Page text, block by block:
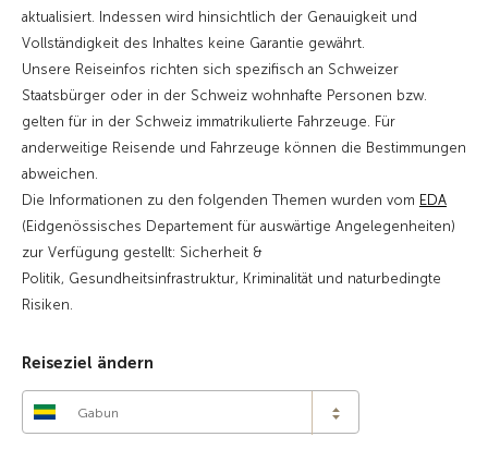
aktualisiert. Indessen wird hinsichtlich der Genauigkeit und
Vollständigkeit des Inhaltes keine Garantie gewährt.
Unsere Reiseinfos richten sich spezifisch an Schweizer
Staatsbürger oder in der Schweiz wohnhafte Personen bzw.
gelten für in der Schweiz immatrikulierte Fahrzeuge. Für
anderweitige Reisende und Fahrzeuge können die Bestimmungen
abweichen.
Die Informationen zu den folgenden Themen wurden vom EDA
(Eidgenössisches Departement für auswärtige Angelegenheiten)
zur Verfügung gestellt: Sicherheit &
Politik, Gesundheitsinfrastruktur, Kriminalität und naturbedingte
Risiken.
Reiseziel ändern
Gabun